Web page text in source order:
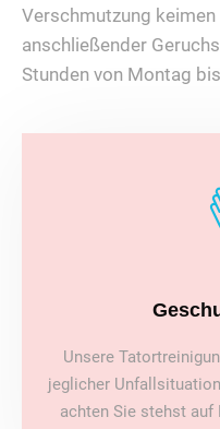
Verschmutzung
anschließender
Stunden von Montag
Unsere
jeglicher
achten Sie stehst auf